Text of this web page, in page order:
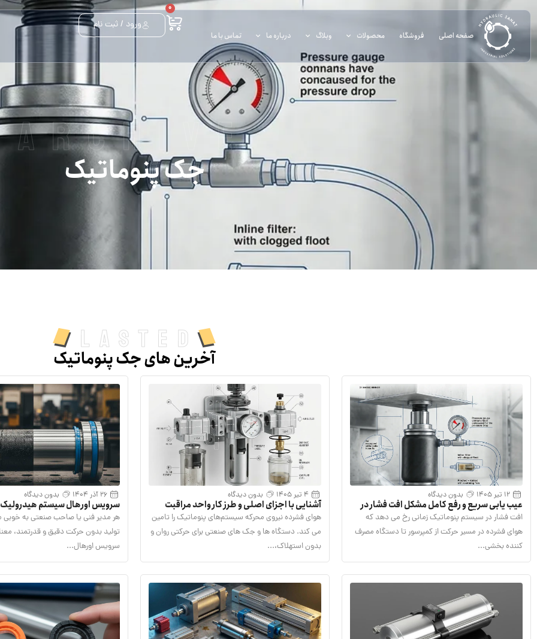
صفحه اصلی فروشگاه محصولات وبلاگ درباره ما تماس با ما
0
ورود / ثبت نام
archive
جک پنوماتیک
Lasted
آخرین های جک پنوماتیک
12 تیر 1405 بدون دیدگاه
عیب یابی سریع و رفع کامل مشکل افت فشار در
سیستم پنوماتیک
افت فشار در سیستم پنوماتیک زمانی رخ می دهد که
هوای فشرده در مسیر حرکت از کمپرسور تا دستگاه مصرف
کننده بخشی...
4 تیر 1405 بدون دیدگاه
آشنایی با اجزای اصلی و طرز کار واحد مراقبت
پنوماتیک استاندارد
هوای فشرده نیروی محرکه سیستم‌های پنوماتیک را تامین
می‌ کند. دستگاه‌ ها و جک‌ های صنعتی برای حرکتی روان و
بدون استهلاک،...
26 آذر 1404 بدون دیدگاه
سرویس اورهال سیستم هیدرولیک
نجات جک های خسته
هر مدیر فنی یا صاحب صنعتی به
تولید بدون حرکت دقیق و قدرتمند،
سرویس اورهال...